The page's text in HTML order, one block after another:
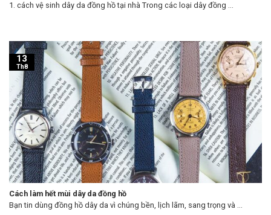
1. cách vệ sinh dây da đồng hồ tại nhà Trong các loại dây đồng ...
Cách làm hết mùi dây da đồng hồ
Bạn tin dùng đồng hồ dây da vì chúng bền, lịch lãm, sang trọng và ...
13
Th8